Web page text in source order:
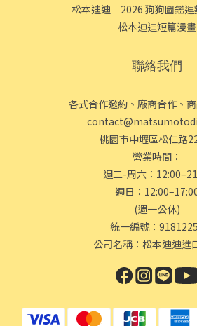
松本迪迪｜2026 狗狗圖鑑
松本迪迪短篇漫畫
聯絡我們
各式合作邀約、廠商合作、
桃園市中壢區松仁路
營業時間：
週二-周六：
週日：
(週一公休)
統一編號：
公司名稱：松本迪迪進